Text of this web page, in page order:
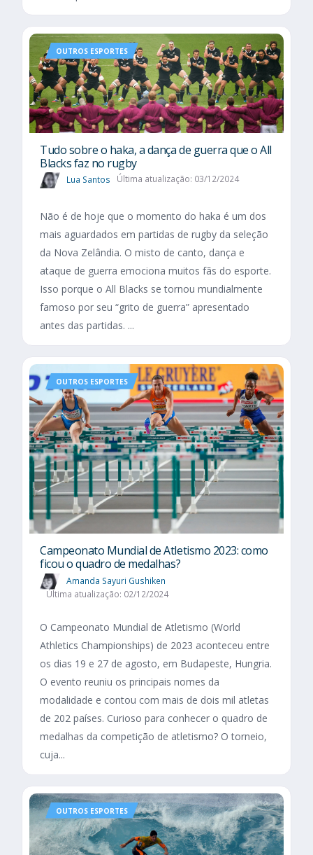
OUTROS ESPORTES
Tudo sobre o haka, a dança de guerra que o All
Blacks faz no rugby
Lua Santos Última atualização: 03/12/2024
Não é de hoje que o momento do haka é um dos
mais aguardados em partidas de rugby da seleção
da Nova Zelândia. O misto de canto, dança e
ataque de guerra emociona muitos fãs do esporte.
Isso porque o All Blacks se tornou mundialmente
famoso por seu “grito de guerra” apresentado
antes das partidas. ...
OUTROS ESPORTES
Campeonato Mundial de Atletismo 2023: como
ficou o quadro de medalhas?
Amanda Sayuri Gushiken
Última atualização: 02/12/2024
O Campeonato Mundial de Atletismo (World
Athletics Championships) de 2023 aconteceu entre
os dias 19 e 27 de agosto, em Budapeste, Hungria.
O evento reuniu os principais nomes da
modalidade e contou com mais de dois mil atletas
de 202 países. Curioso para conhecer o quadro de
medalhas da competição de atletismo? O torneio,
cuja...
OUTROS ESPORTES